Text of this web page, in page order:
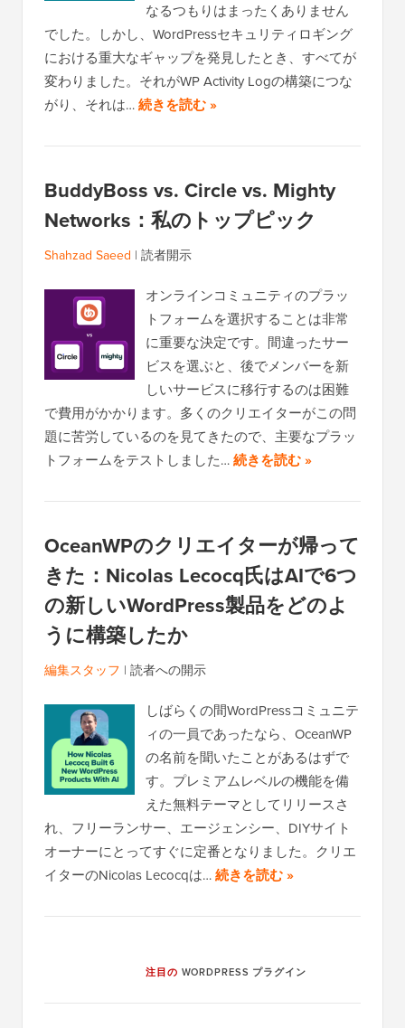
なるつもりはまったくありません
でした。しかし、WordPressセキュリティロギング
における重大なギャップを発見したとき、すべてが
変わりました。それがWP Activity Logの構築につな
がり、それは…続きを読む »
BuddyBoss vs. Circle vs. Mighty
Networks：私のトップピック
Shahzad Saeed | 読者開示
オンラインコミュニティのプラッ
トフォームを選択することは非常
に重要な決定です。間違ったサー
ビスを選ぶと、後でメンバーを新
しいサービスに移行するのは困難
で費用がかかります。多くのクリエイターがこの問
題に苦労しているのを見てきたので、主要なプラッ
トフォームをテストしました…続きを読む »
OceanWPのクリエイターが帰って
きた：Nicolas Lecocq氏はAIで6つ
の新しいWordPress製品をどのよ
うに構築したか
編集スタッフ | 読者への開示
しばらくの間WordPressコミュニテ
ィの一員であったなら、OceanWP
の名前を聞いたことがあるはずで
す。プレミアムレベルの機能を備
えた無料テーマとしてリリースさ
れ、フリーランサー、エージェンシー、DIYサイト
オーナーにとってすぐに定番となりました。クリエ
イターのNicolas Lecocqは…続きを読む »
注目の WORDPRESS プラグイン